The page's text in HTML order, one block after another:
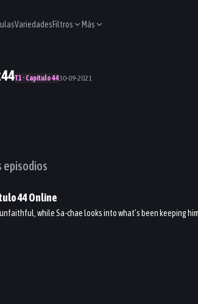
VariedadesFiltros Más
T1 · Capítulo 4430-09-2021
episodios
44Online
while Sa-chae looks into what’s been keeping